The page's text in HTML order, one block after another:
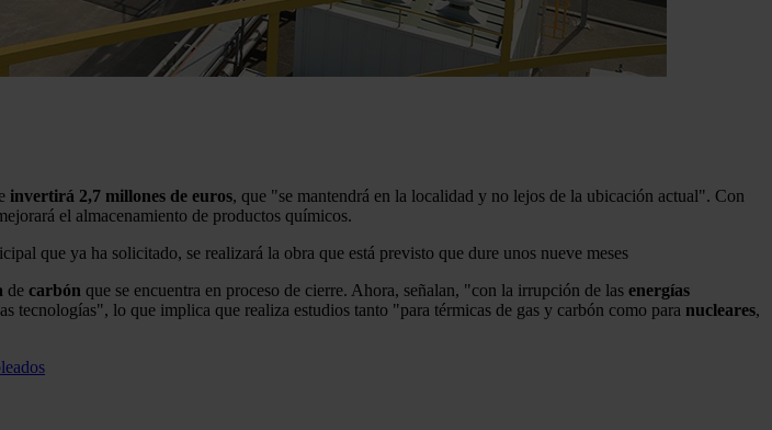
invertirá 2,7 millones de euros, que "se mantendrá en la localidad y no lejos de la ubicación actual". Con
el almacenamiento de productos químicos.
que ya ha solicitado, se realizará la obra que está previsto que dure unos nueve meses
de carbón que se encuentra en proceso de cierre. Ahora, señalan, "con la irrupción de las energías
tecnologías", lo que implica que realiza estudios tanto "para térmicas de gas y carbón como para nucleares,